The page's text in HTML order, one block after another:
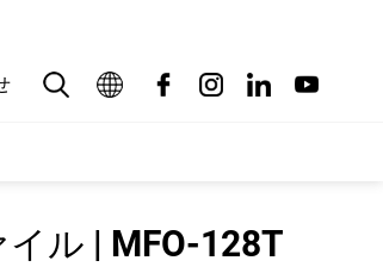
بالعربية
ル | MFO-128T